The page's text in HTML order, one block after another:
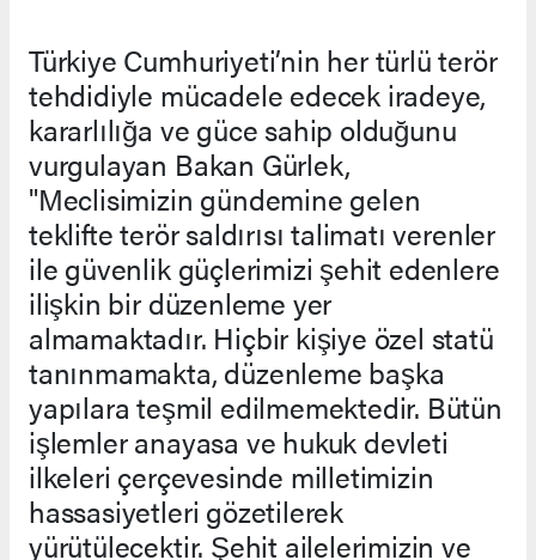
Türkiye Cumhuriyeti’nin her türlü terör
tehdidiyle mücadele edecek iradeye,
kararlılığa ve güce sahip olduğunu
vurgulayan Bakan Gürlek,
"Meclisimizin gündemine gelen
teklifte terör saldırısı talimatı verenler
ile güvenlik güçlerimizi şehit edenlere
ilişkin bir düzenleme yer
almamaktadır. Hiçbir kişiye özel statü
tanınmamakta, düzenleme başka
yapılara teşmil edilmemektedir. Bütün
işlemler anayasa ve hukuk devleti
ilkeleri çerçevesinde milletimizin
hassasiyetleri gözetilerek
yürütülecektir. Şehit ailelerimizin ve